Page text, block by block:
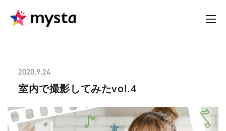
2020.9.24
室内で撮影してみたvol.4